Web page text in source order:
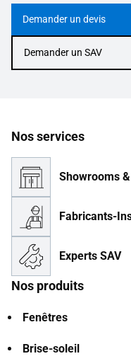
Demander un devis
Demander un SAV
Nos services
Showrooms
Fabricants-
Experts SAV
Nos produits
Fenêtres
Brise-soleil